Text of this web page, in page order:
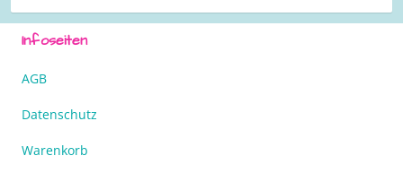
Infoseiten
AGB
Datenschutz
Warenkorb